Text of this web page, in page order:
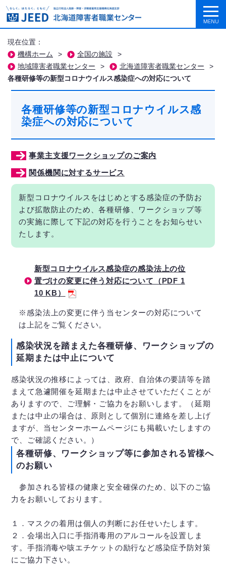
現在位置：
機構ホーム
> 全国の施設
>
地域障害者職業センター
> 北海道障害者職業センター
>
各種研修等の新型コロナウイルス感染症への対応について
各種研修等の新型コロナウイルス感
染症への対応について
事業主支援ワークショップのご案内
関係機関に対するサービス
新型コロナウイルスをはじめとする感染症の予防お
よび拡散防止のため、各種研修、ワークショップ等
の実施に際して下記の対応を行うことをお知らせい
たします。
新型コロナウイルス感染症の感染法上の位
置づけの変更に伴う対応について（PDF 1
10 KB）
※感染法上の変更に伴う当センターの対応について
は上記をご覧ください。
感染状況を踏まえた各種研修、ワークショップの
延期または中止について
感染状況の推移によっては、政府、自治体の要請等を踏
まえて急遽開催を延期または中止させていただくことが
ありますので、ご理解・ご協力をお願いします。（延期
または中止の場合は、原則として個別に連絡を差し上げ
ますが、当センターホームページにも掲載いたしますの
で、ご確認ください。）
各種研修、ワークショップ等に参加される皆様へ
のお願い
参加される皆様の健康と安全確保のため、以下のご協
力をお願いしております。
１．マスクの着用は個人の判断にお任せいたします。
２．会場出入口に手指消毒用のアルコールを設置しま
す。手指消毒や咳エチケットの励行など感染症予防対策
にご協力下さい。